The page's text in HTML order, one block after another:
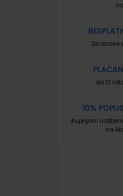
Za iznose
do 12
10%
Kupnjom
na